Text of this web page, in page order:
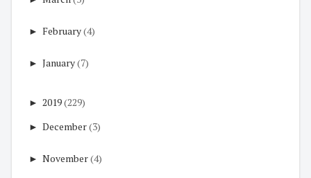
► February(4)
► January(7)
► 2019(229)
► December(3)
► November(4)